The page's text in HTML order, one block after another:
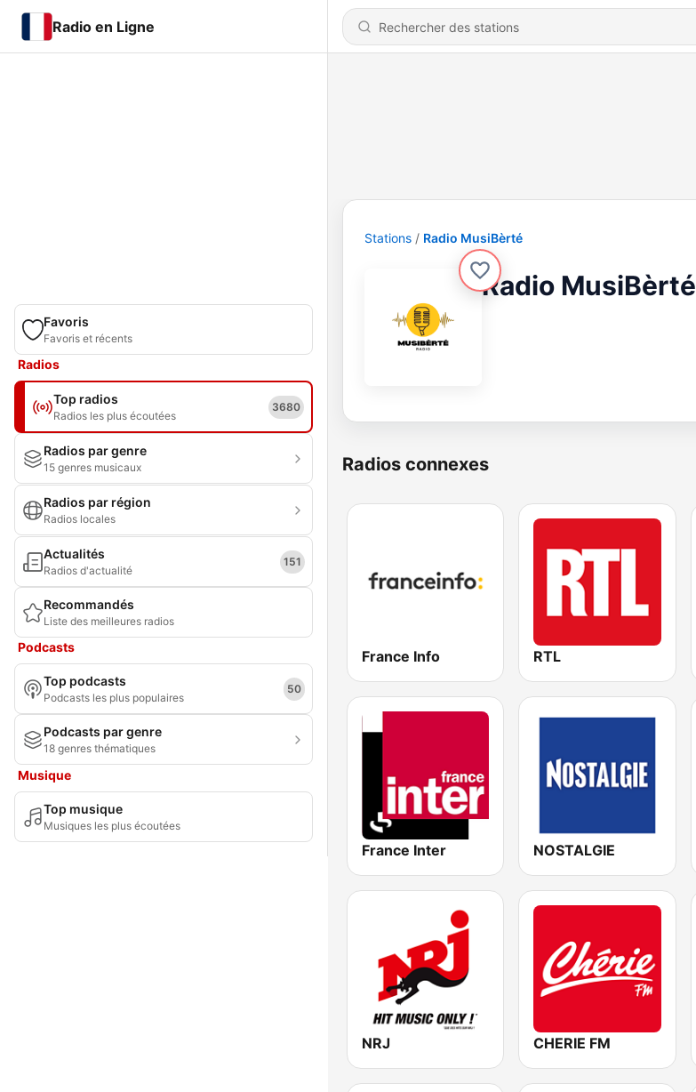
Radio en Ligne
Favoris
Favoris et récents
Radios
Top radios
Radios les plus écoutées
3680
Radios par genre
15 genres musicaux
Radios par région
Radios locales
Actualités
Radios d'actualité
151
Recommandés
Liste des meilleures radios
Podcasts
Top podcasts
Podcasts les plus populaires
50
Podcasts par genre
18 genres thématiques
Musique
Top musique
Musiques les plus écoutées
Stations Radio MusiBèrté
Radio MusiBèrté
Radios connexes
France Info RTL
France Inter NOSTALGIE
NRJ CHERIE FM